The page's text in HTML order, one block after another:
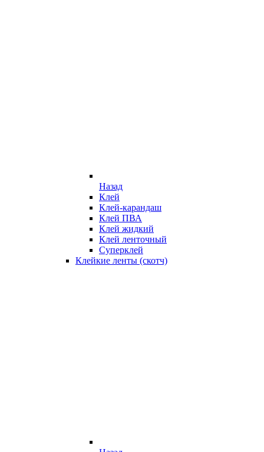
Назад
Клей
Клей-карандаш
Клей ПВА
Клей жидкий
Клей ленточный
Суперклей
Клейкие ленты (скотч)